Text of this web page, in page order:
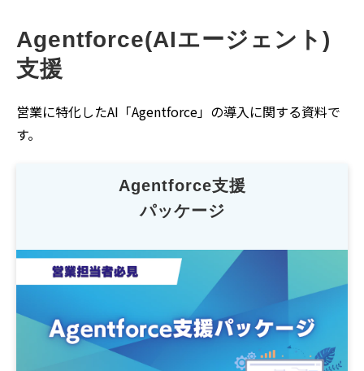
Agentforce(AIエージェント)
支援
営業に特化したAI「Agentforce」の導入に関する資料で
す。
Agentforce支援
パッケージ